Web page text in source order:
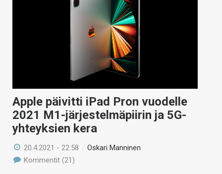
Apple päivitti iPad Pron vuodelle
2021 M1-järjestelmäpiirin ja 5G-
yhteyksien kera
20.4.2021 - 22:58 /Oskari Manninen
Kommentit (21)